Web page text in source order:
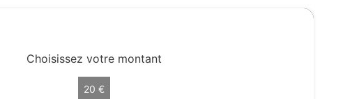
Choisissez votre montant
20 €